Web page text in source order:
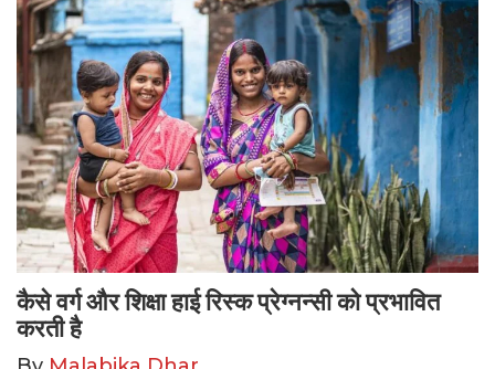
कैसे वर्ग और शिक्षा हाई रिस्क प्रेग्नन्सी को प्रभावित
करती है